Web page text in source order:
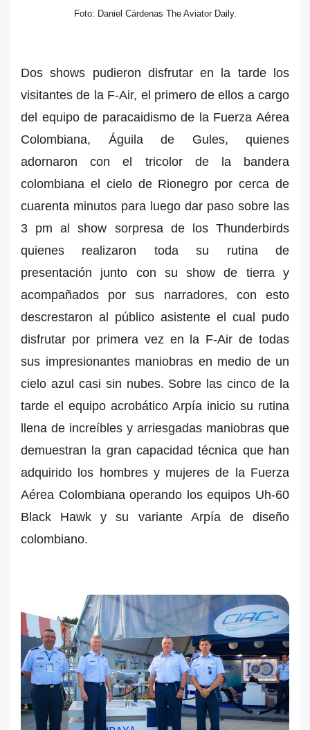
Foto: Daniel Cárdenas The Aviator Daily.
Dos shows pudieron disfrutar en la tarde los
visitantes de la F-Air, el primero de ellos a cargo
del equipo de paracaidismo de la Fuerza Aérea
Colombiana, Águila de Gules, quienes
adornaron con el tricolor de la bandera
colombiana el cielo de Rionegro por cerca de
cuarenta minutos para luego dar paso sobre las
3 pm al show sorpresa de los Thunderbirds
quienes realizaron toda su rutina de
presentación junto con su show de tierra y
acompañados por sus narradores, con esto
descrestaron al público asistente el cual pudo
disfrutar por primera vez en la F-Air de todas
sus impresionantes maniobras en medio de un
cielo azul casi sin nubes. Sobre las cinco de la
tarde el equipo acrobático Arpía inicio su rutina
llena de increíbles y arriesgadas maniobras que
demuestran la gran capacidad técnica que han
adquirido los hombres y mujeres de la Fuerza
Aérea Colombiana operando los equipos Uh-60
Black Hawk y su variante Arpía de diseño
colombiano.